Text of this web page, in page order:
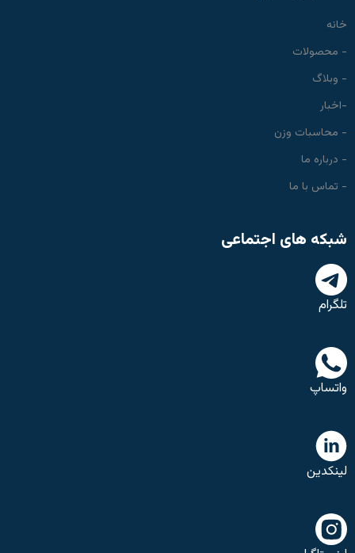
خانه
- محصولات
- وبلاگ
-اخبار
- محاسبات وزن
- درباره ما
- تماس با ما
شبکه های اجتماعی
تلگرام
واتساپ
لینکدین